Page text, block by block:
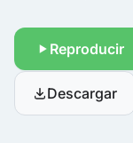
Reproducir
Descargar